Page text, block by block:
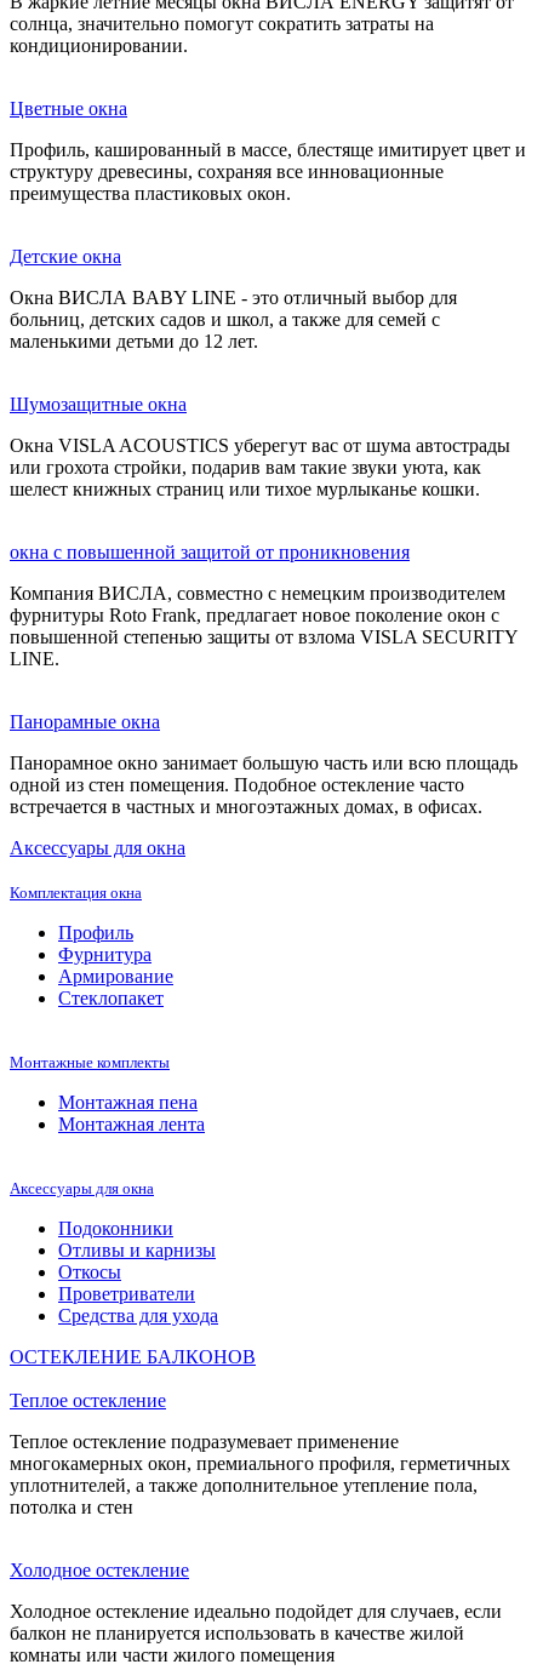
солнца, значительно помогут сократить затраты на
кондиционировании.
Цветные окна
Профиль, кашированный в массе, блестяще имитирует цвет и
структуру древесины, сохраняя все инновационные
преимущества пластиковых окон.
Детские окна
Окна ВИСЛА BABY LINE - это отличный выбор для
больниц, детских садов и школ, а также для семей с
маленькими детьми до 12 лет.
Шумозащитные окна
Окна VISLA ACOUSTICS уберегут вас от шума автострады
или грохота стройки, подарив вам такие звуки уюта, как
шелест книжных страниц или тихое мурлыканье кошки.
окна с повышенной защитой от проникновения
Компания ВИСЛА, совместно с немецким производителем
фурнитуры Roto Frank, предлагает новое поколение окон с
повышенной степенью защиты от взлома VISLA SECURITY
LINE.
Панорамные окна
Панорамное окно занимает большую часть или всю площадь
одной из стен помещения. Подобное остекление часто
встречается в частных и многоэтажных домах, в офисах.
Аксессуары для окна
Комплектация окна
Профиль
Фурнитура
Армирование
Стеклопакет
Монтажные комплекты
Монтажная пена
Монтажная лента
Аксессуары для окна
Подоконники
Отливы и карнизы
Откосы
Проветриватели
Средства для ухода
ОСТЕКЛЕНИЕ БАЛКОНОВ
Теплое остекление
Теплое остекление подразумевает применение
многокамерных окон, премиального профиля, герметичных
уплотнителей, а также дополнительное утепление пола,
потолка и стен
Холодное остекление
Холодное остекление идеально подойдет для случаев, если
балкон не планируется использовать в качестве жилой
комнаты или части жилого помещения